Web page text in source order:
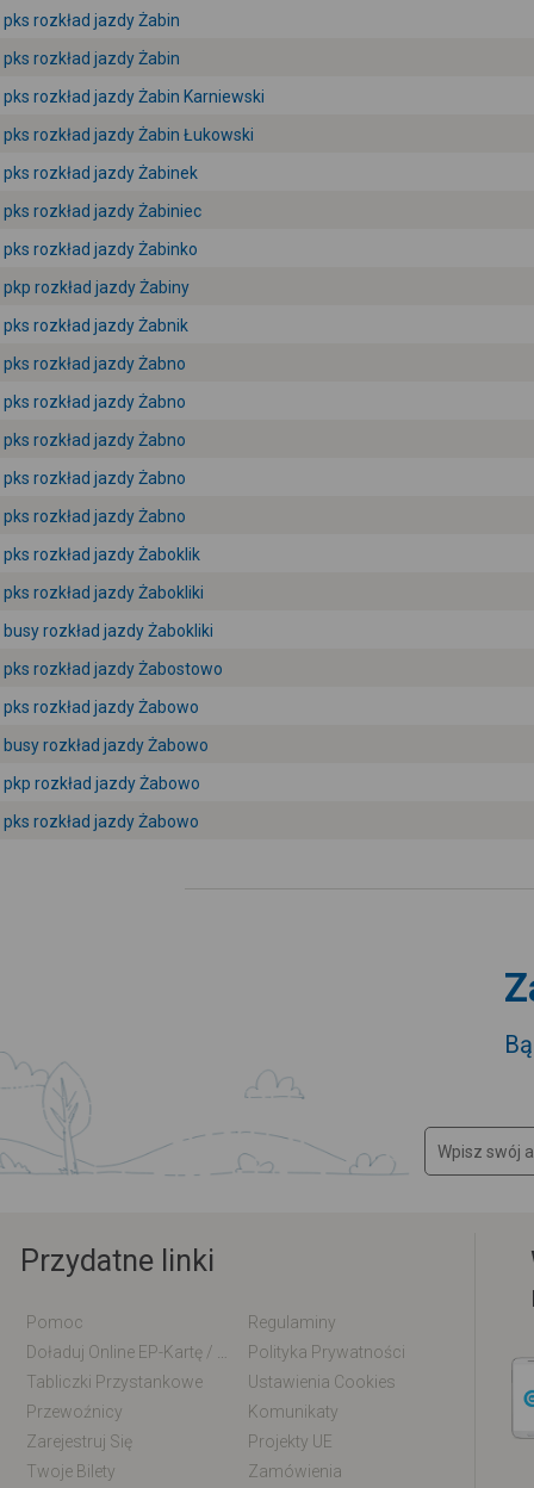
pks rozkład jazdy Żabin
pks rozkład jazdy Żabin
pks rozkład jazdy Żabin Karniewski
pks rozkład jazdy Żabin Łukowski
pks rozkład jazdy Żabinek
pks rozkład jazdy Żabiniec
pks rozkład jazdy Żabinko
pkp rozkład jazdy Żabiny
pks rozkład jazdy Żabnik
pks rozkład jazdy Żabno
pks rozkład jazdy Żabno
pks rozkład jazdy Żabno
pks rozkład jazdy Żabno
pks rozkład jazdy Żabno
pks rozkład jazdy Żaboklik
pks rozkład jazdy Żabokliki
busy rozkład jazdy Żabokliki
pks rozkład jazdy Żabostowo
pks rozkład jazdy Żabowo
busy rozkład jazdy Żabowo
pkp rozkład jazdy Żabowo
pks rozkład jazdy Żabowo
Przydatne linki
Pomoc
Regulaminy
Polityka Prywatności
Tabliczki Przystankowe
Ustawienia Cookies
Przewoźnicy
Komunikaty
Zarejestruj Się
Projekty UE
Twoje Bilety
Zamówienia